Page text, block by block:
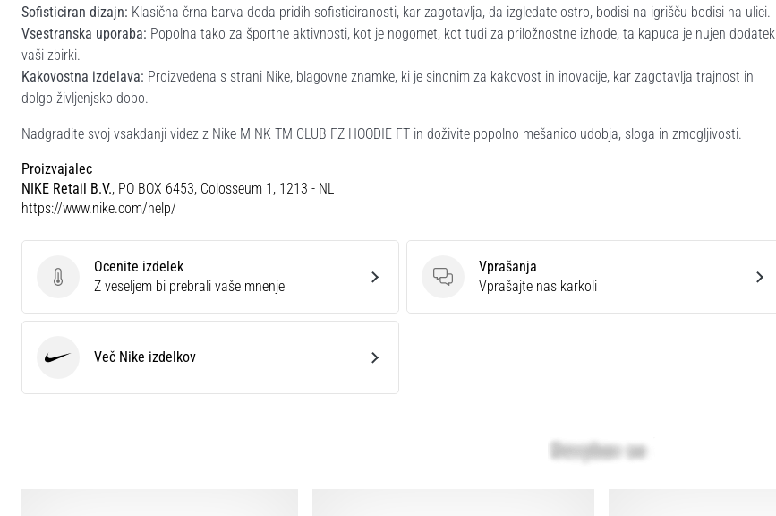
Sofisticiran dizajn: Klasična črna barva doda pridih sofisticiranosti, kar zagotavlja, da izgledate ostro, bodisi na igrišču bodisi na ulici.
Vsestranska uporaba: Popolna tako za športne aktivnosti, kot je nogomet, kot tudi za priložnostne izhode, ta kapuca je nujen dodatek
vaši zbirki.
Kakovostna izdelava: Proizvedena s strani Nike, blagovne znamke, ki je sinonim za kakovost in inovacije, kar zagotavlja trajnost in
dolgo življenjsko dobo.
Nadgradite svoj vsakdanji videz z Nike M NK TM CLUB FZ HOODIE FT in doživite popolno mešanico udobja, sloga in zmogljivosti.
Proizvajalec
NIKE Retail B.V., PO BOX 6453, Colosseum 1, 1213 - NL
https://www.nike.com/help/
Ocenite izdelek
Ocenite izdelek
Z veseljem bi prebrali vaše mnenje
Vprašanja
Vprašanja
Vprašajte nas karkoli
Več Nike izdelkov